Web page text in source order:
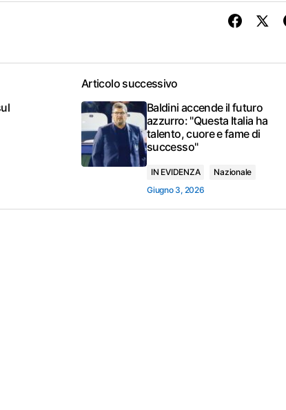
Articolo successivo
Baldini accende il futuro
azzurro: "Questa Italia ha
talento, cuore e fame di
successo"
IN EVIDENZA
Nazionale
Giugno 3, 2026